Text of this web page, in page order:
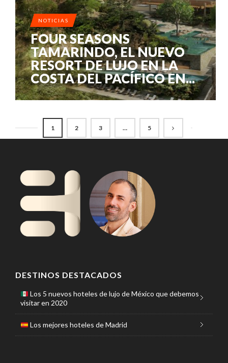
NOTICIAS
FOUR SEASONS
TAMARINDO, EL NUEVO
RESORT DE LUJO EN LA
COSTA DEL PACÍFICO EN...
1 2 3 … 5
DESTINOS DESTACADOS
Los 5 nuevos hoteles de lujo de México que debemos
visitar en 2020
Los mejores hoteles de Madrid